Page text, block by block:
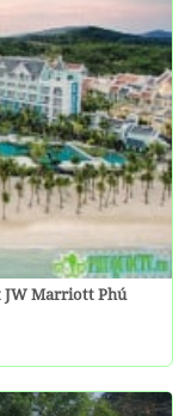
JW Marriott Phú